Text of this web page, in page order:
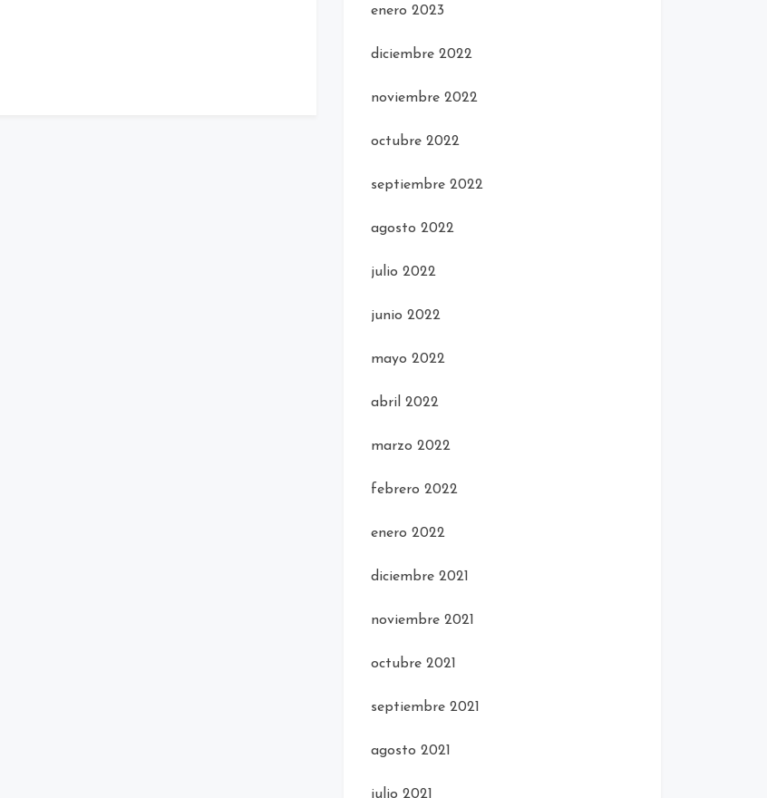
enero 2023
diciembre 2022
noviembre 2022
octubre 2022
septiembre 2022
agosto 2022
julio 2022
junio 2022
mayo 2022
abril 2022
marzo 2022
febrero 2022
enero 2022
diciembre 2021
noviembre 2021
octubre 2021
septiembre 2021
agosto 2021
julio 2021